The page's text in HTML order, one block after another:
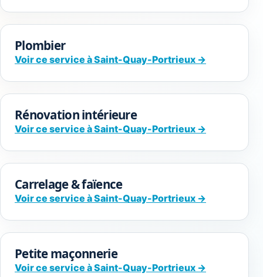
Plombier
Voir ce service à Saint-Quay-Portrieux →
Rénovation intérieure
Voir ce service à Saint-Quay-Portrieux →
Carrelage & faïence
Voir ce service à Saint-Quay-Portrieux →
Petite maçonnerie
Voir ce service à Saint-Quay-Portrieux →